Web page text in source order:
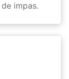
impas.